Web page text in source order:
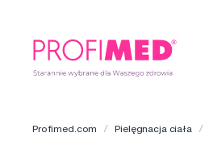
Profimed.com Pielęgnacja ciała